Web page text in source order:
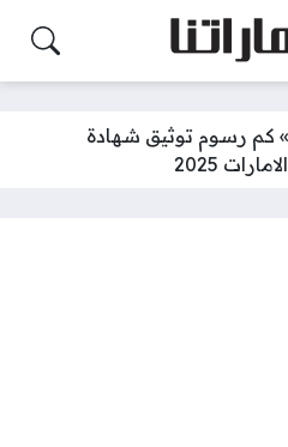
» كم رسوم توثيق شهادة
2025